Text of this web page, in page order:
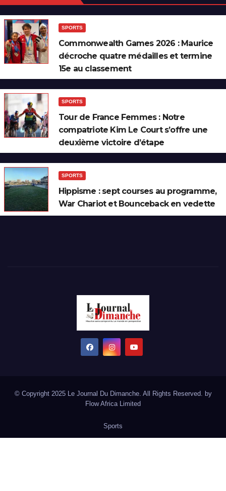
SPORTS
Commonwealth Games 2026 : Maurice
décroche quatre médailles et termine
15e au classement
SPORTS
Tour de France Femmes : Notre
compatriote Kim Le Court s’offre une
deuxième victoire d’étape
SPORTS
Hippisme : sept courses au programme,
War Chariot et Bounceback en vedette
© Copyright 2025 Le Journal Du Dimanche. All Rights Reserved. by
Flow Africa Limited
Sports